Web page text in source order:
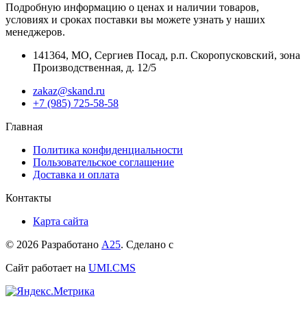
Подробную информацию о ценах и наличии товаров,
условиях и сроках поставки вы можете узнать у наших
менеджеров.
141364, МО, Сергиев Посад, р.п. Скоропусковский, зона
Производственная, д. 12/5
zakaz@skand.ru
+7 (985) 725-58-58
Главная
Политика конфиденциальности
Пользовательское соглашение
Доставка и оплата
Контакты
Карта сайта
© 2026 Разработано А25. Сделано с
Сайт работает на UMI.CMS